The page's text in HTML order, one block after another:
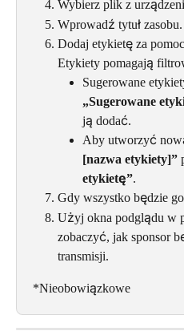
Wybierz plik z
Wprowadź tytuł zasobu.
Dodaj etykietę za
Etykiety pomagają
Sugerowane
„Sugerowane
ją dodać.
Aby utworzyć
[nazwa etykiety]”
etykietę”.
Gdy wszystko będzie
Użyj okna podglądu w
zobaczyć, jak sponsor
transmisji.
*Nieobowiązkowe